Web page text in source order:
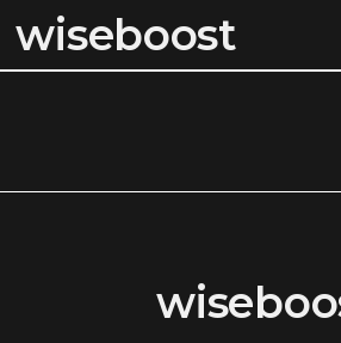
wiseboost